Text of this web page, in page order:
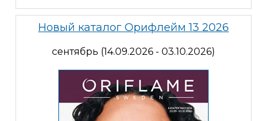
Новый каталог Орифлейм 13 2026
сентябрь (14.09.2026 - 03.10.2026)